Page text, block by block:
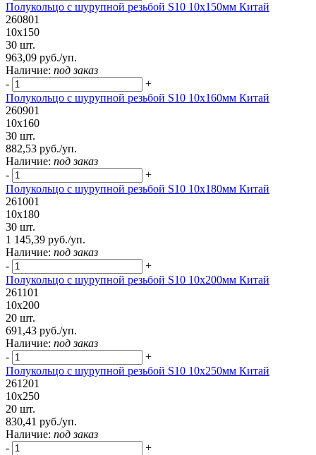
Полукольцо с шурупной резьбой S10 10х150мм Китай
260801
10х150
30 шт.
963,09 руб./уп.
Наличие: под заказ
-
+
Полукольцо с шурупной резьбой S10 10х160мм Китай
260901
10х160
30 шт.
882,53 руб./уп.
Наличие: под заказ
-
+
Полукольцо с шурупной резьбой S10 10х180мм Китай
261001
10х180
30 шт.
1 145,39 руб./уп.
Наличие: под заказ
-
+
Полукольцо с шурупной резьбой S10 10х200мм Китай
261101
10х200
20 шт.
691,43 руб./уп.
Наличие: под заказ
-
+
Полукольцо с шурупной резьбой S10 10х250мм Китай
261201
10х250
20 шт.
830,41 руб./уп.
Наличие: под заказ
-
+